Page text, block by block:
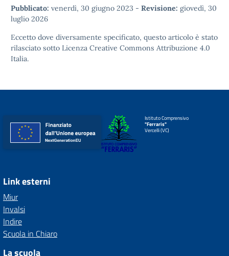
Pubblicato: venerdì, 30 giugno 2023 - Revisione: giovedì, 30
luglio 2026
Eccetto dove diversamente specificato, questo articolo è stato
rilasciato sotto Licenza Creative Commons Attribuzione 4.0
Italia.
Istituto Comprensivo
"Ferraris"
Vercelli (VC)
Link esterni
Miur
Invalsi
Indire
Scuola in Chiaro
La scuola